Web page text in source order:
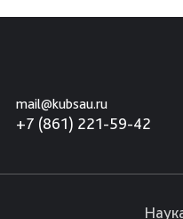
mail@kubsau.ru
+7 (861) 221-59-42